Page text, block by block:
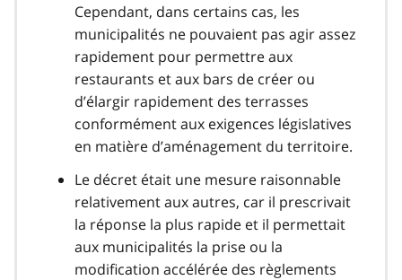
Cependant, dans certains cas, les
municipalités ne pouvaient pas agir assez
rapidement pour permettre aux
restaurants et aux bars de créer ou
d’élargir rapidement des terrasses
conformément aux exigences législatives
en matière d’aménagement du territoire.
Le décret était une mesure raisonnable
relativement aux autres, car il prescrivait
la réponse la plus rapide et il permettait
aux municipalités la prise ou la
modification accélérée des règlements